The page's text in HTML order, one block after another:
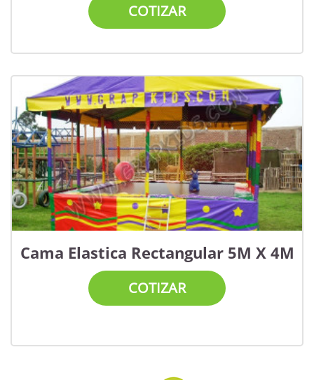
COTIZAR
Cama Elastica Rectangular 5M X 4M
COTIZAR